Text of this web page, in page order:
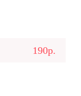
190р.